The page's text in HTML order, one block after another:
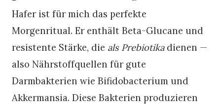
Hafer ist für mich das perfekte
Morgenritual. Er enthält Beta-Glucane und
resistente Stärke, die als Prebiotikadienen —
also Nährstoffquellen für gute
Darmbakterien wie Bifidobacterium und
Akkermansia. Diese Bakterien produzieren